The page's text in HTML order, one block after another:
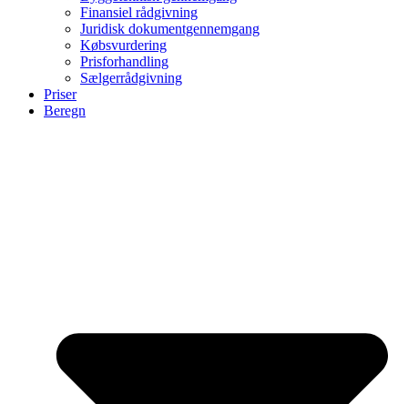
Finansiel rådgivning
Juridisk dokumentgennemgang
Købsvurdering
Prisforhandling
Sælgerrådgivning
Priser
Beregn